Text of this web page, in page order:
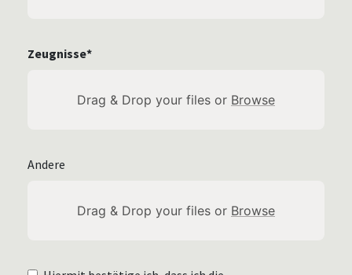
Zeugnisse*
Drag & Drop your files or Browse
Andere
Drag & Drop your files or Browse